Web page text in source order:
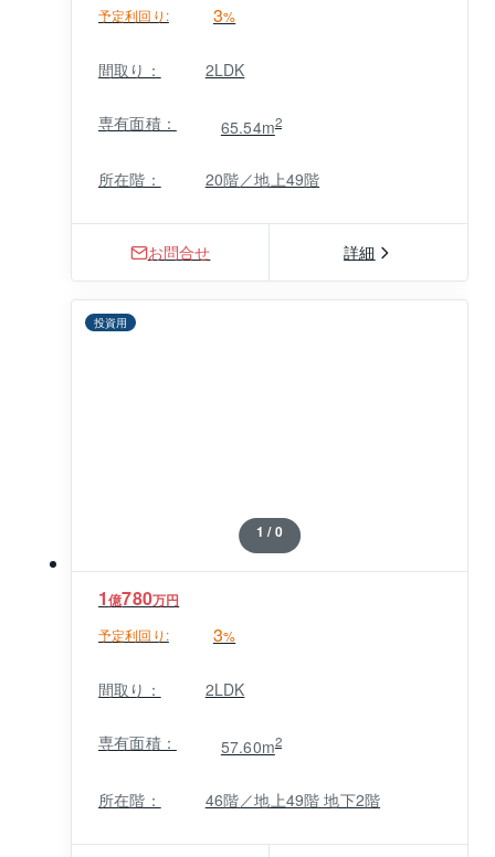
予定利回り: 3%
間取り： 2LDK
専有面積： 65.54m2
所在階： 20階／地上49階
お問合せ 詳細
1 / 0
投資用
1億780万円
予定利回り: 3%
間取り： 2LDK
専有面積： 57.60m2
所在階： 46階／地上49階 地下2階